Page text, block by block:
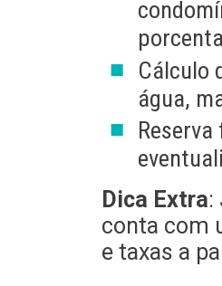
Cálculo
água,
Dica Extra:
conta com
e taxas a